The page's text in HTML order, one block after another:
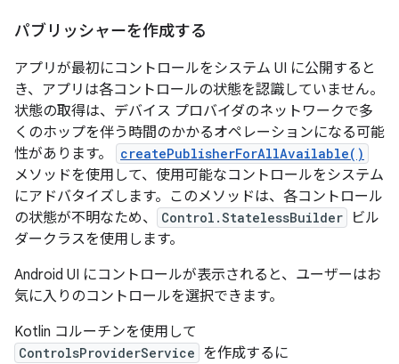
パブリッシャーを作成する
アプリが最初にコントロールをシステム UI に公開すると
き、アプリは各コントロールの状態を認識していません。
状態の取得は、デバイス プロバイダのネットワークで多
くのホップを伴う時間のかかるオペレーションになる可能
性があります。
createPublisherForAllAvailable()
メソッドを使用して、使用可能なコントロールをシステム
にアドバタイズします。このメソッドは、各コントロール
の状態が不明なため、
Control.StatelessBuilder
ビル
ダークラスを使用します。
Android UI にコントロールが表示されると、ユーザーはお
気に入りのコントロールを選択できます。
Kotlin コルーチンを使用して
ControlsProviderService を作成するに